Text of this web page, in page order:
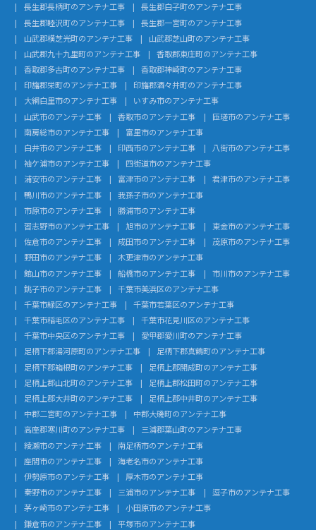
長生郡長柄町のアンテナ工事
長生郡白子町のアンテナ工事
長生郡睦沢町のアンテナ工事
長生郡一宮町のアンテナ工事
山武郡横芝光町のアンテナ工事
山武郡芝山町のアンテナ工事
山武郡九十九里町のアンテナ工事
香取郡東庄町のアンテナ工事
香取郡多古町のアンテナ工事
香取郡神崎町のアンテナ工事
印旛郡栄町のアンテナ工事
印旛郡酒々井町のアンテナ工事
大網白里市のアンテナ工事
いすみ市のアンテナ工事
山武市のアンテナ工事
香取市のアンテナ工事
匝瑳市のアンテナ工事
南房総市のアンテナ工事
富里市のアンテナ工事
白井市のアンテナ工事
印西市のアンテナ工事
八街市のアンテナ工事
袖ケ浦市のアンテナ工事
四街道市のアンテナ工事
浦安市のアンテナ工事
富津市のアンテナ工事
君津市のアンテナ工事
鴨川市のアンテナ工事
我孫子市のアンテナ工事
市原市のアンテナ工事
勝浦市のアンテナ工事
習志野市のアンテナ工事
旭市のアンテナ工事
東金市のアンテナ工事
佐倉市のアンテナ工事
成田市のアンテナ工事
茂原市のアンテナ工事
野田市のアンテナ工事
木更津市のアンテナ工事
館山市のアンテナ工事
船橋市のアンテナ工事
市川市のアンテナ工事
銚子市のアンテナ工事
千葉市美浜区のアンテナ工事
千葉市緑区のアンテナ工事
千葉市若葉区のアンテナ工事
千葉市稲毛区のアンテナ工事
千葉市花見川区のアンテナ工事
千葉市中央区のアンテナ工事
愛甲郡愛川町のアンテナ工事
足柄下郡湯河原町のアンテナ工事
足柄下郡真鶴町のアンテナ工事
足柄下郡箱根町のアンテナ工事
足柄上郡開成町のアンテナ工事
足柄上郡山北町のアンテナ工事
足柄上郡松田町のアンテナ工事
足柄上郡大井町のアンテナ工事
足柄上郡中井町のアンテナ工事
中郡二宮町のアンテナ工事
中郡大磯町のアンテナ工事
高座郡寒川町のアンテナ工事
三浦郡葉山町のアンテナ工事
綾瀬市のアンテナ工事
南足柄市のアンテナ工事
座間市のアンテナ工事
海老名市のアンテナ工事
伊勢原市のアンテナ工事
厚木市のアンテナ工事
秦野市のアンテナ工事
三浦市のアンテナ工事
逗子市のアンテナ工事
茅ヶ崎市のアンテナ工事
小田原市のアンテナ工事
鎌倉市のアンテナ工事
平塚市のアンテナ工事